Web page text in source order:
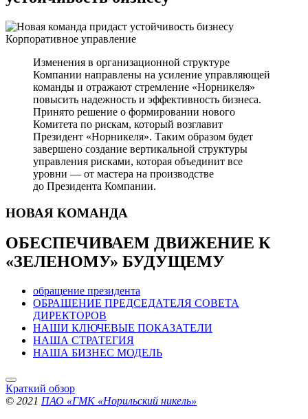
Корпоративное управление
Изменения в организационной структуре
Компании направлены на усиление управляющей
команды и отражают стремление «Норникеля»
повысить надежность и эффективность бизнеса.
Принято решение о формировании нового
Комитета по рискам, который возглавит
Президент «Норникеля». Таким образом будет
завершено создание вертикальной структуры
управления рисками, которая объединит все
уровни — от мастера на производстве
до Президента Компании.
НОВАЯ КОМАНДА
ОБЕСПЕЧИВАЕМ ДВИЖЕНИЕ К
«ЗЕЛЕНОМУ» БУДУЩЕМУ
обращение президента
ОБРАЩЕНИЕ ПРЕДСЕДАТЕЛЯ СОВЕТА
ДИРЕКТОРОВ
НАШИ КЛЮЧЕВЫЕ ПОКАЗАТЕЛИ
НАША СТРАТЕГИЯ
НАША БИЗНЕС МОДЕЛЬ
Краткий обзор
© 2021 ПАО «ГМК «Норильский никель»